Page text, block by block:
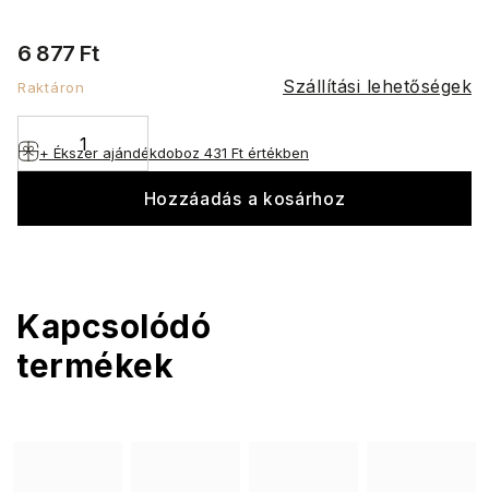
6 877 Ft
Raktáron Szállítási lehetőségek
Hozzáadás a kosárhoz
+ Ékszer ajándékdoboz 431 Ft értékben
Kapcsolódó
termékek